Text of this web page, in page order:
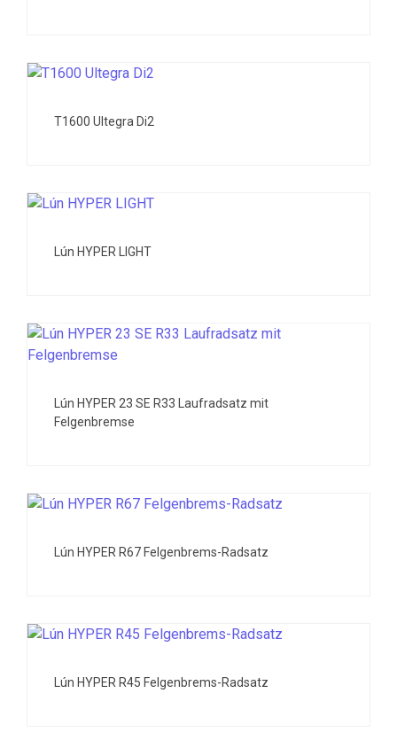
T1600 Ultegra Di2
Lún HYPER LIGHT
Lún HYPER 23 SE R33 Laufradsatz mit
Felgenbremse
Lún HYPER R67 Felgenbrems-Radsatz
Lún HYPER R45 Felgenbrems-Radsatz